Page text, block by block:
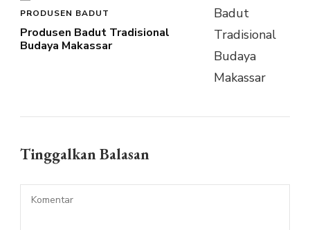
PRODUSEN BADUT
Produsen Badut Tradisional
Budaya Makassar
Tinggalkan Balasan